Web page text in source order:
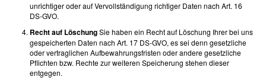
unrichtiger oder auf Vervollständigung richtiger Daten nach Art. 16
DS-GVO.
Recht auf LöschungSie haben ein Recht auf Löschung Ihrer bei uns
gespeicherten Daten nach Art. 17 DS-GVO, es sei denn gesetzliche
oder vertraglichen Aufbewahrungsfristen oder andere gesetzliche
Pflichten bzw. Rechte zur weiteren Speicherung stehen dieser
entgegen.